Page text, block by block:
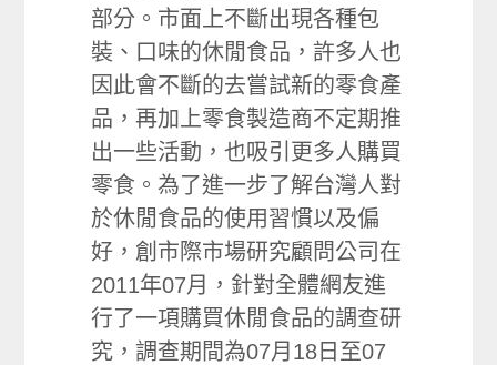
部分。市面上不斷出現各種包
裝、口味的休閒食品，許多人也
因此會不斷的去嘗試新的零食產
品，再加上零食製造商不定期推
出一些活動，也吸引更多人購買
零食。為了進一步了解台灣人對
於休閒食品的使用習慣以及偏
好，創市際市場研究顧問公司在
2011年07月，針對全體網友進
行了一項購買休閒食品的調查研
究，調查期間為07月18日至07